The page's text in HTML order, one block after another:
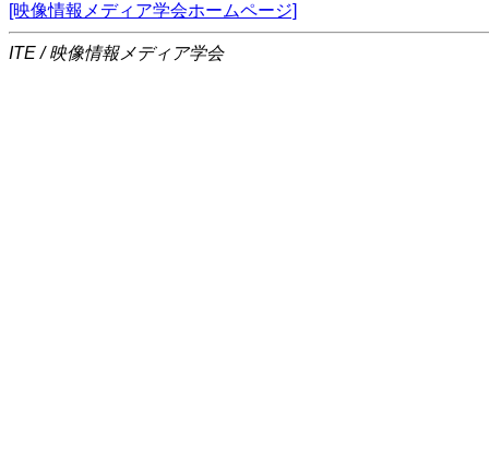
[映像情報メディア学会ホームページ]
ITE / 映像情報メディア学会